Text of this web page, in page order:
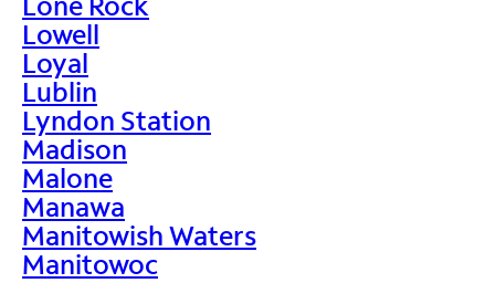
Lowell
Loyal
Lublin
Lyndon Station
Madison
Malone
Manawa
Manitowish Waters
Manitowoc